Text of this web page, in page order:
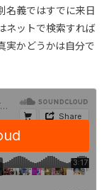
名義ではすでに来日
ネットで検索すれば
実かどうかは自分で